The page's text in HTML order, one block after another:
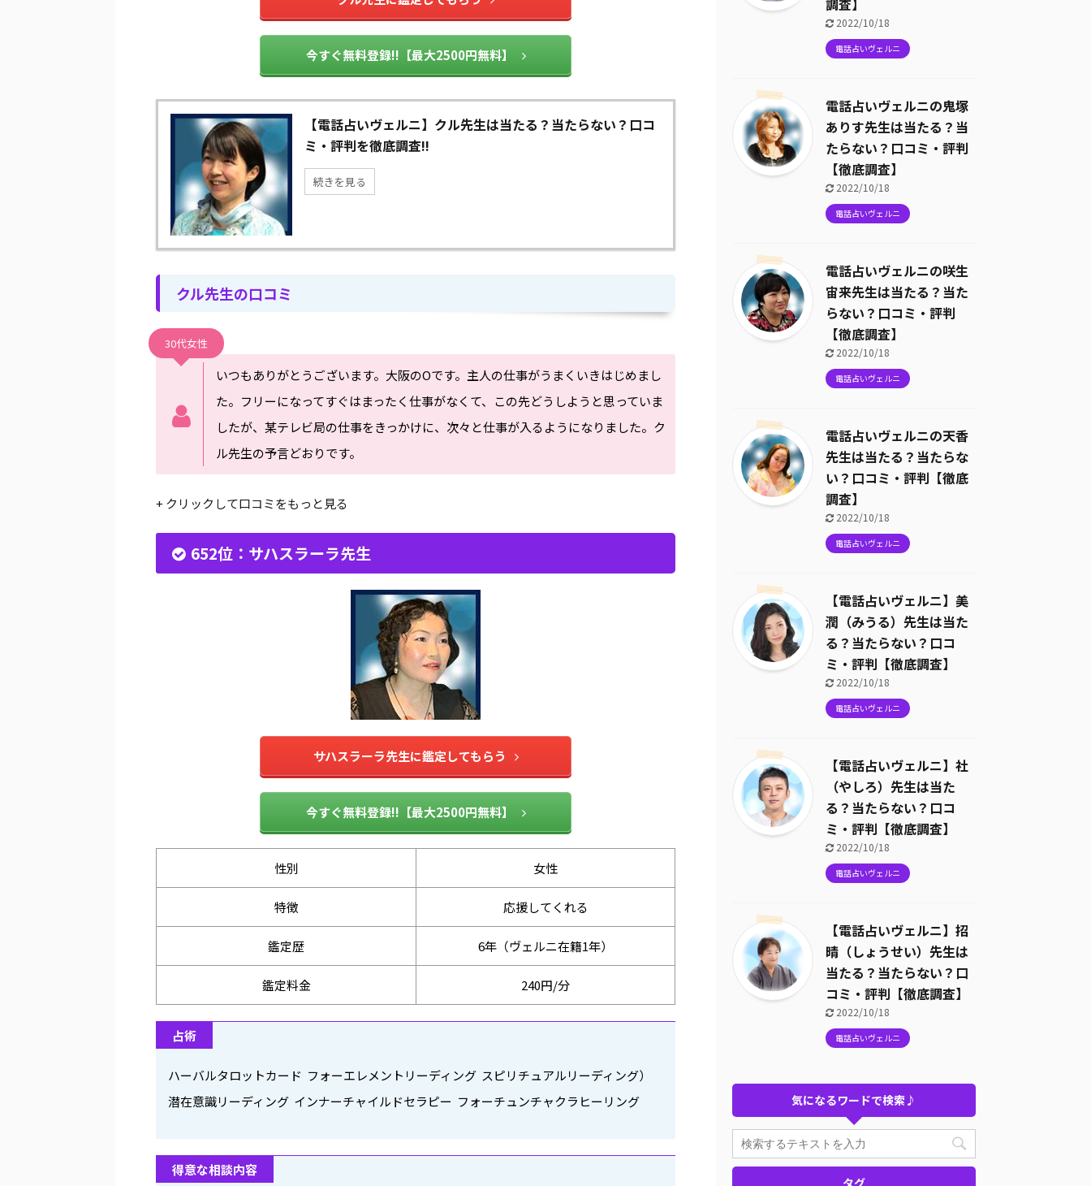
今すぐ無料登録!!【最大2500円無料】
【電話占いヴェルニ】クル先生は当たる？当たらない？口コ
ミ・評判を徹底調査!!
続きを見る
クル先生の口コミ
30代女性
いつもありがとうございます。大阪のOです。主人の仕事がうまくいきはじめまし
た。フリーになってすぐはまったく仕事がなくて、この先どうしようと思っていま
したが、某テレビ局の仕事をきっかけに、次々と仕事が入るようになりました。ク
ル先生の予言どおりです。
+ クリックして口コミをもっと見る
652位：サハスラーラ先生
サハスラーラ先生に鑑定してもらう
今すぐ無料登録!!【最大2500円無料】
性別 女性
特徴 応援してくれる
鑑定歴 6年（ヴェルニ在籍1年）
鑑定料金 240円/分
占術
ハーバルタロットカード フォーエレメントリーディング スピリチュアルリーディング）
潜在意識リーディング インナーチャイルドセラピー フォーチュンチャクラヒーリング
得意な相談内容
調査】
2022/10/18
電話占いヴェルニ
電話占いヴェルニの鬼塚
ありす先生は当たる？当
たらない？口コミ・評判
【徹底調査】
2022/10/18
電話占いヴェルニ
電話占いヴェルニの咲生
宙来先生は当たる？当た
らない？口コミ・評判
【徹底調査】
2022/10/18
電話占いヴェルニ
電話占いヴェルニの天香
先生は当たる？当たらな
い？口コミ・評判【徹底
調査】
2022/10/18
電話占いヴェルニ
【電話占いヴェルニ】美
潤（みうる）先生は当た
る？当たらない？口コ
ミ・評判【徹底調査】
2022/10/18
電話占いヴェルニ
【電話占いヴェルニ】社
（やしろ）先生は当た
る？当たらない？口コ
ミ・評判【徹底調査】
2022/10/18
電話占いヴェルニ
【電話占いヴェルニ】招
晴（しょうせい）先生は
当たる？当たらない？口
コミ・評判【徹底調査】
2022/10/18
電話占いヴェルニ
気になるワードで検索♪